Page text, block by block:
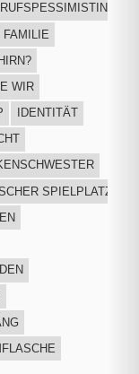
WIR
IDENTITÄT
SPIELPLATZ